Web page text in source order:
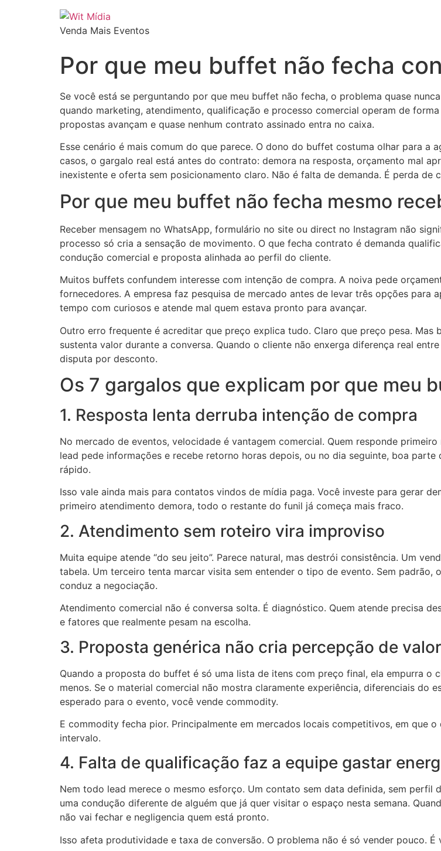
Venda Mais Eventos
Por que meu buffet não fecha
Se você está se perguntando por que meu buffet não fecha, o problema quase
quando marketing, atendimento, qualificação e processo comercial operam de
propostas avançam e quase nenhum contrato assinado entra no caixa.
Esse cenário é mais comum do que parece. O dono do buffet costuma olhar para a
casos, o gargalo real está antes do contrato: demora na resposta, orçamento mal
inexistente e oferta sem posicionamento claro. Não é falta de demanda. É perda de
Por que meu buffet não fecha mesmo
Receber mensagem no WhatsApp, formulário no site ou direct no Instagram não
processo só cria a sensação de movimento. O que fecha contrato é demanda
condução comercial e proposta alinhada ao perfil do cliente.
Muitos buffets confundem interesse com intenção de compra. A noiva pede
fornecedores. A empresa faz pesquisa de mercado antes de levar três opções
tempo com curiosos e atende mal quem estava pronto para avançar.
Outro erro frequente é acreditar que preço explica tudo. Claro que preço pesa.
sustenta valor durante a conversa. Quando o cliente não enxerga diferença real
disputa por desconto.
Os 7 gargalos que explicam por que meu
1. Resposta lenta derruba intenção de compra
No mercado de eventos, velocidade é vantagem comercial. Quem responde
lead pede informações e recebe retorno horas depois, ou no dia seguinte, boa
rápido.
Isso vale ainda mais para contatos vindos de mídia paga. Você investe para gerar
primeiro atendimento demora, todo o restante do funil já começa mais fraco.
2. Atendimento sem roteiro vira improviso
Muita equipe atende “do seu jeito”. Parece natural, mas destrói consistência. Um
tabela. Um terceiro tenta marcar visita sem entender o tipo de evento. Sem
conduz a negociação.
Atendimento comercial não é conversa solta. É diagnóstico. Quem atende precisa
e fatores que realmente pesam na escolha.
3. Proposta genérica não cria percepção de valor
Quando a proposta do buffet é só uma lista de itens com preço final, ela empurra o
menos. Se o material comercial não mostra claramente experiência, diferenciais do
esperado para o evento, você vende commodity.
E commodity fecha pior. Principalmente em mercados locais competitivos, em que
intervalo.
4. Falta de qualificação faz a equipe gastar
Nem todo lead merece o mesmo esforço. Um contato sem data definida, sem
uma condução diferente de alguém que já quer visitar o espaço nesta semana.
não vai fechar e negligencia quem está pronto.
Isso afeta produtividade e taxa de conversão. O problema não é só vender pouco.